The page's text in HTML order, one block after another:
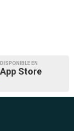
DISPONIBLE EN
App Store